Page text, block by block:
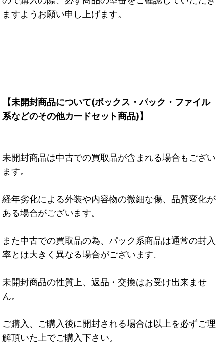
ますようお願い申し上げます。
【未開封商品について(ボックス・パック・ファイル
系などのその他カードセット商品)】
未開封商品は中古での買取品が含まれる場合もござい
ます。
経年劣化による外装や内容物の微細な傷、品質変化が
ある場合がございます。
また中古での買取品の為、パック系商品は通常の封入
率とは大きく異なる場合がございます。
未開封商品の性質上、返品・交換はお受け出来ませ
ん。
ご購入、ご購入後に開封される場合は以上を必ずご理
解頂いた上でご購入下さい。